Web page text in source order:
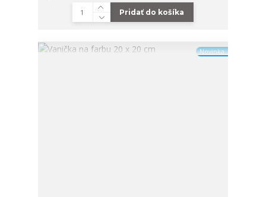
Pridať do košíka
Novinka